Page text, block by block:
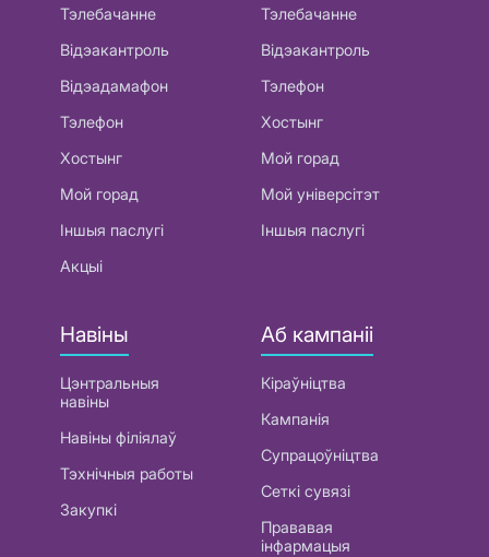
Тэлебачанне
Відэакантроль
Відэадамафон
Тэлефон
Хостынг
Мой горад
Іншыя паслугі
Акцыі
Тэлебачанне
Відэакантроль
Тэлефон
Хостынг
Мой горад
Мой універсітэт
Іншыя паслугі
Навіны
Цэнтральныя
навіны
Навіны філіялаў
Тэхнічныя работы
Закупкі
Аб кампаніі
Кіраўніцтва
Кампанія
Супрацоўніцтва
Сеткі сувязі
Прававая
інфармацыя